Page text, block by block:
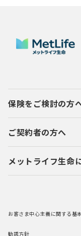
保険をご検討の方
ご契約者の方へ
メットライフ生命
お客さま中心主義に関する基
勧誘方針